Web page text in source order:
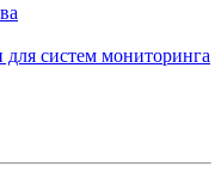
систем мониторинга